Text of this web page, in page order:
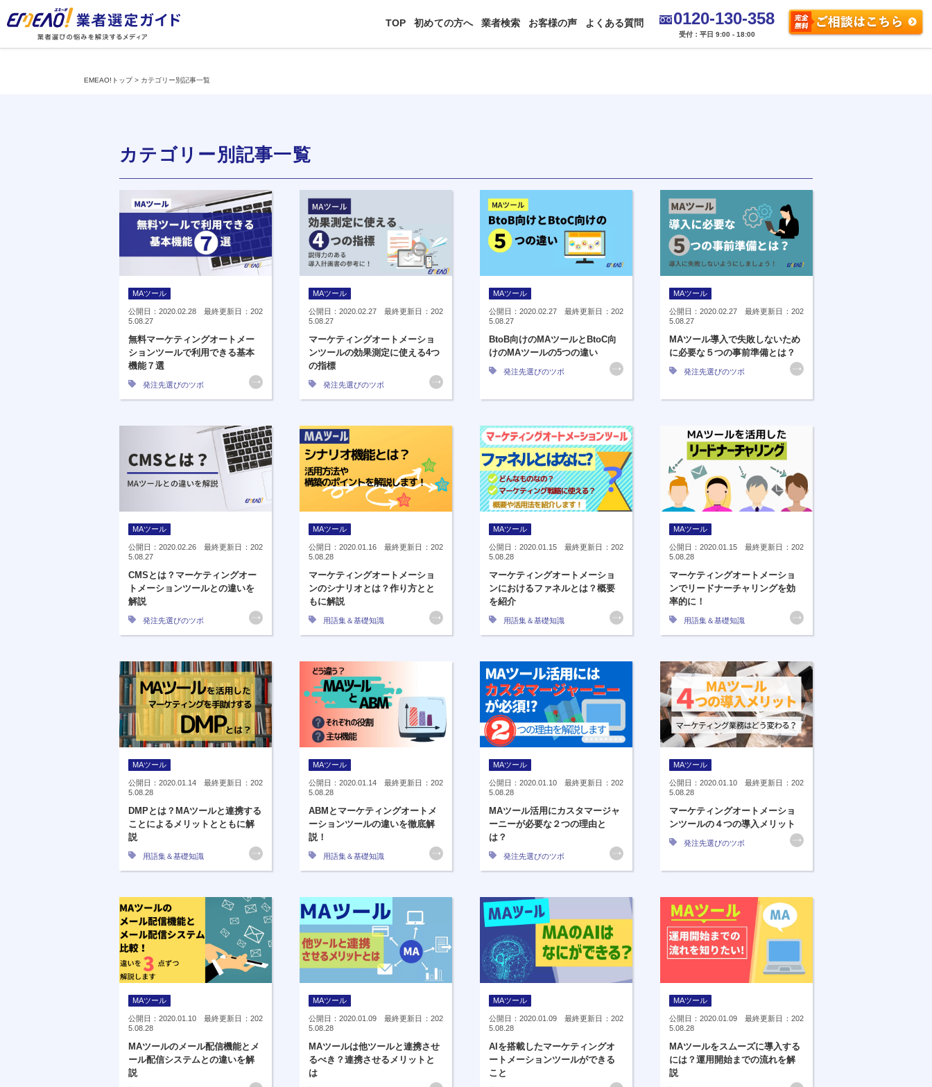
TOP 初めての方へ 業者検索 お客様の声 よくある質問 0120-130-358
受付：平日 9:00 - 18:00
EMEAO!トップ> カテゴリー別記事一覧
カテゴリー別記事一覧
MAツール
公開日：2020.02.28 最終更新日：202
5.08.27
無料マーケティングオートメー
ションツールで利用できる基本
機能７選
発注先選びのツボ
MAツール
公開日：2020.02.27 最終更新日：202
5.08.27
マーケティングオートメーショ
ンツールの効果測定に使える4つ
の指標
発注先選びのツボ
MAツール
公開日：2020.02.27 最終更新日：202
5.08.27
BtoB向けのMAツールとBtoC向
けのMAツールの5つの違い
発注先選びのツボ
MAツール
公開日：2020.02.27 最終更新日：202
5.08.27
MAツール導入で失敗しないため
に必要な５つの事前準備とは？
発注先選びのツボ
MAツール
公開日：2020.02.26 最終更新日：202
5.08.27
CMSとは？マーケティングオー
トメーションツールとの違いを
解説
発注先選びのツボ
MAツール
公開日：2020.01.16 最終更新日：202
5.08.28
マーケティングオートメーショ
ンのシナリオとは？作り方とと
もに解説
用語集＆基礎知識
MAツール
公開日：2020.01.15 最終更新日：202
5.08.28
マーケティングオートメーショ
ンにおけるファネルとは？概要
を紹介
用語集＆基礎知識
MAツール
公開日：2020.01.15 最終更新日：202
5.08.28
マーケティングオートメーショ
ンでリードナーチャリングを効
率的に！
用語集＆基礎知識
MAツール
公開日：2020.01.14 最終更新日：202
5.08.28
DMPとは？MAツールと連携する
ことによるメリットとともに解
説
用語集＆基礎知識
MAツール
公開日：2020.01.14 最終更新日：202
5.08.28
ABMとマーケティングオートメ
ーションツールの違いを徹底解
説！
用語集＆基礎知識
MAツール
公開日：2020.01.10 最終更新日：202
5.08.28
MAツール活用にカスタマージャ
ーニーが必要な２つの理由と
は？
発注先選びのツボ
MAツール
公開日：2020.01.10 最終更新日：202
5.08.28
マーケティングオートメーショ
ンツールの４つの導入メリット
発注先選びのツボ
MAツール
公開日：2020.01.10 最終更新日：202
5.08.28
MAツールのメール配信機能とメ
ール配信システムとの違いを解
説
MAツール
公開日：2020.01.09 最終更新日：202
5.08.28
MAツールは他ツールと連携させ
るべき？連携させるメリットと
は
MAツール
公開日：2020.01.09 最終更新日：202
5.08.28
AIを搭載したマーケティングオ
ートメーションツールができる
こと
MAツール
公開日：2020.01.09 最終更新日：202
5.08.28
MAツールをスムーズに導入する
には？運用開始までの流れを解
説